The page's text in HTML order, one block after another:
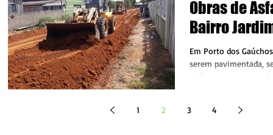
Obras de
Bairro
Iniciada.
Em Porto dos
serem pavimentada,
vitória para os
1
2 3 4